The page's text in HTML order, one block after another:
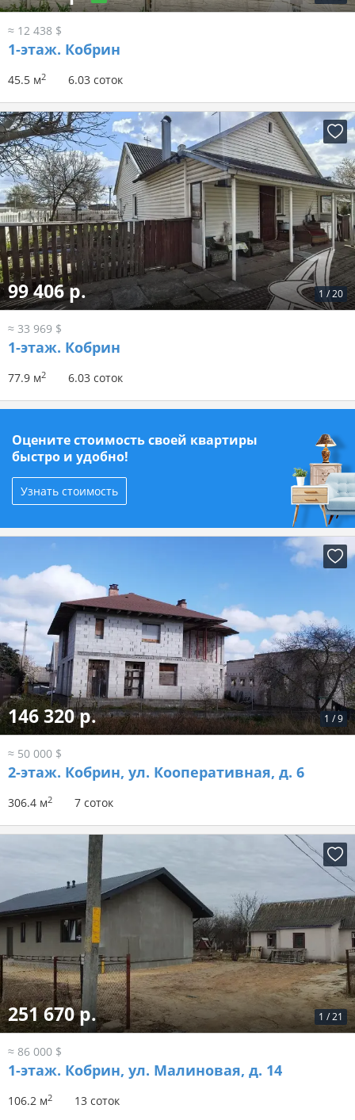
≈ 12 438 $
1-этаж. Кобрин
45.5 м2 6.03 соток
1 /20
99 406 р.
≈ 33 969 $
1-этаж. Кобрин
77.9 м2 6.03 соток
Оцените стоимость своей квартиры
быстро и удобно!
Узнать стоимость
1 /9
146 320 р.
≈ 50 000 $
2-этаж. Кобрин, ул. Кооперативная, д. 6
306.4 м2 7 соток
1 /21
251 670 р.
≈ 86 000 $
1-этаж. Кобрин, ул. Малиновая, д. 14
106.2 м2 13 соток